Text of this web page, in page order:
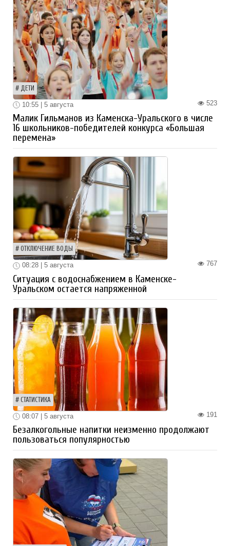
ДЕТИ
523
10:55 | 5 августа
Малик Гильманов из Каменска-Уральского в числе
16 школьников-победителей конкурса «Большая
перемена»
ОТКЛЮЧЕНИЕ ВОДЫ
767
08:28 | 5 августа
Ситуация с водоснабжением в Каменске-
Уральском остается напряженной
СТАТИСТИКА
191
08:07 | 5 августа
Безалкогольные напитки неизменно продолжают
пользоваться популярностью